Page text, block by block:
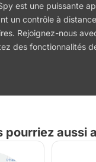
est une puissante
un contrôle à
Rejoignez-nous
des fonctionnalités
pourriez aussi